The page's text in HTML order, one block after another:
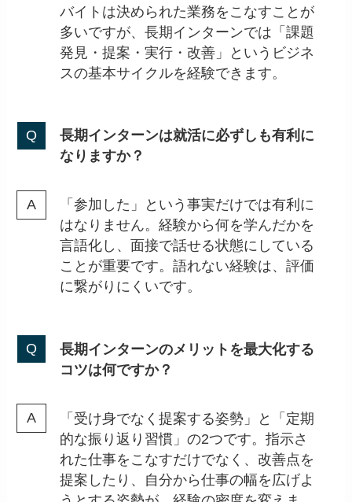
バイトは決められた業務をこなすことが
多いですが、長期インターンでは「課題
発見・提案・実行・改善」というビジネ
スの基本サイクルを経験できます。
長期インターンは就活に必ずしも有利に
なりますか？
「参加した」という事実だけでは有利に
はなりません。経験から何を学んだかを
言語化し、面接で話せる状態にしている
ことが重要です。語れない経験は、評価
に繋がりにくいです。
長期インターンのメリットを最大化する
コツは何ですか？
「受け身でなく提案する姿勢」と「定期
的な振り返り習慣」の2つです。指示さ
れた仕事をこなすだけでなく、改善点を
提案したり、自分から仕事の幅を広げよ